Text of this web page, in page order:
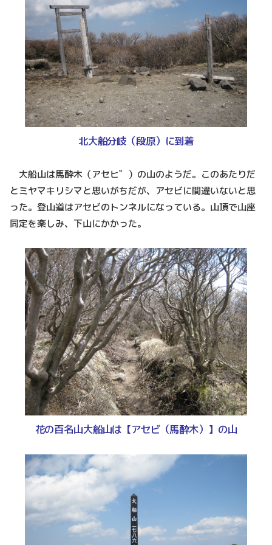
北大船分岐（段原）に到着
大船山は馬酔木（アセヒ゛）の山のようだ。このあたりだ
とミヤマキリシマと思いがちだが、アセビに間違いないと思
った。登山道はアセビのトンネルになっている。山頂で山座
同定を楽しみ、下山にかかった。
花の百名山大船山は【アセビ（馬酔木）】の山